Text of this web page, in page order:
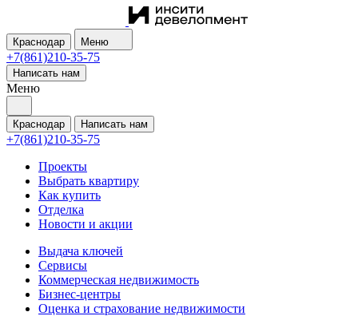
Краснодар Меню
+7(861)210-35-75
Написать нам
Меню
Краснодар Написать нам
+7(861)210-35-75
Проекты
Выбрать квартиру
Как купить
Отделка
Новости и акции
Выдача ключей
Сервисы
Коммерческая недвижимость
Бизнес-центры
Оценка и страхование недвижимости